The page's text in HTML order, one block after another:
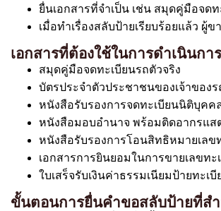
ยื่นเอกสารที่จำเป็น เช่น สมุดคู่มือจด
เมื่อทำเรื่องสลับป้ายเรียบร้อยแล้ว ผู้
เอกสารที่ต้องใช้ในการดำเนินการ
สมุดคู่มือจดทะเบียนรถตัวจริง
บัตรประจำตัวประชาชนของเจ้าของร
หนังสือรับรองการจดทะเบียนนิติบุค
หนังสือมอบอำนาจ พร้อมติดอากรแส
หนังสือรับรองการโอนสิทธิหมายเล
เอกสารการยินยอมในการขายเลขท
ใบเสร็จรับเงินค่าธรรมเนียมป้ายทะเบี
ขั้นตอนการยื่นคำขอสลับป้ายที่ส